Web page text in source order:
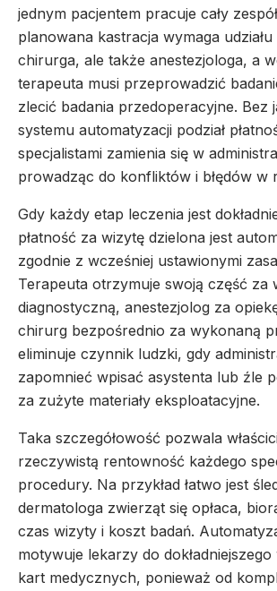
jednym pacjentem pracuje cały
planowana kastracja wymaga
chirurga, ale także anestezjologa, a
terapeuta musi przeprowadzić
zlecić badania przedoperacyjne. Bez
systemu automatyzacji podział
specjalistami zamienia się w
prowadząc do konfliktów i błędów w
Gdy każdy etap leczenia jest
płatność za wizytę dzielona jest
zgodnie z wcześniej ustawionymi
Terapeuta otrzymuje swoją część za
diagnostyczną, anestezjolog za
chirurg bezpośrednio za wykonaną
eliminuje czynnik ludzki, gdy
zapomnieć wpisać asystenta lub źle
za zużyte materiały eksploatacyjne.
Taka szczegółowość pozwala
rzeczywistą rentowność każdego
procedury. Na przykład łatwo jest
dermatologa zwierząt się opłaca,
czas wizyty i koszt badań.
motywuje lekarzy do dokładniejszego
kart medycznych, ponieważ od